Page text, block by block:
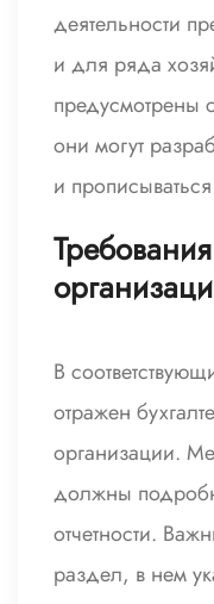
деятельности
и для ряда
предусмотрены
они могут
и
В
отражен
организации.
должны
отчетности.
раздел, в нем